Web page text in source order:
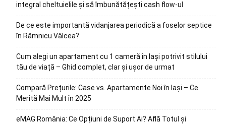
integral cheltuielile și să îmbunătățești cash flow-ul
De ce este importantă vidanjarea periodică a foselor septice
în Râmnicu Vâlcea?
Cum alegi un apartament cu 1 cameră în Iași potrivit stilului
tău de viață – Ghid complet, clar și ușor de urmat
Compară Prețurile: Case vs. Apartamente Noi în Iași – Ce
Merită Mai Mult în 2025
eMAG România: Ce Opțiuni de Suport Ai? Află Totul și